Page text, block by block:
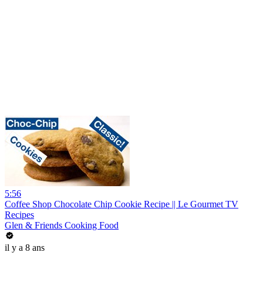
5:56
Coffee Shop Chocolate Chip Cookie Recipe || Le Gourmet TV
Recipes
Glen & Friends Cooking Food
il y a 8 ans